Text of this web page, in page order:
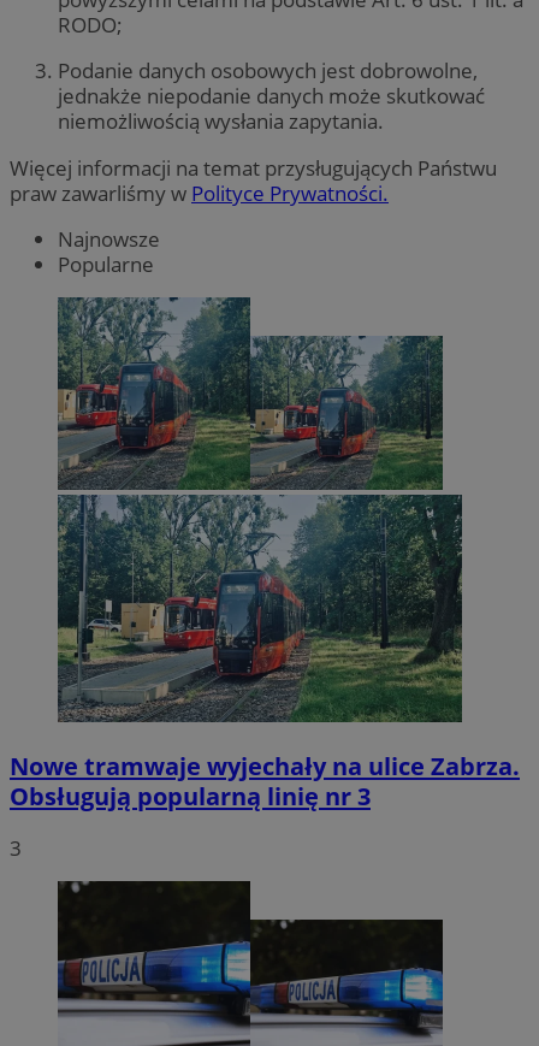
RODO;
Podanie danych osobowych jest dobrowolne,
jednakże niepodanie danych może skutkować
niemożliwością wysłania zapytania.
Więcej informacji na temat przysługujących Państwu
praw zawarliśmy w Polityce Prywatności.
Najnowsze
Popularne
Nowe tramwaje wyjechały na ulice Zabrza.
Obsługują popularną linię nr 3
3